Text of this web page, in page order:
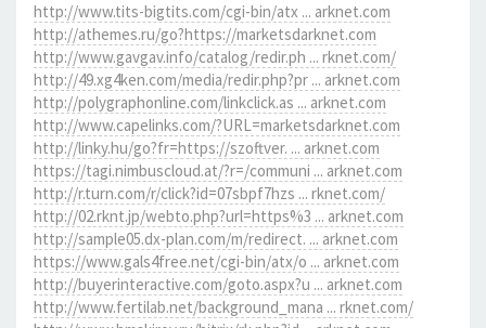
http://www.tits-bigtits.com/cgi-bin/atx ... arknet.com
http://athemes.ru/go?https://marketsdarknet.com
http://www.gavgav.info/catalog/redir.ph ... rknet.com/
http://49.xg4ken.com/media/redir.php?pr ... arknet.com
http://polygraphonline.com/linkclick.as ... arknet.com
http://www.capelinks.com/?URL=marketsdarknet.com
http://linky.hu/go?fr=https://szoftver. ... arknet.com
https://tagi.nimbuscloud.at/?r=/communi ... arknet.com
http://r.turn.com/r/click?id=07sbpf7hzs ... rknet.com/
http://02.rknt.jp/webto.php?url=https%3 ... arknet.com
http://sample05.dx-plan.com/m/redirect. ... arknet.com
https://www.gals4free.net/cgi-bin/atx/o ... arknet.com
http://buyerinteractive.com/goto.aspx?u ... arknet.com
http://www.fertilab.net/background_mana ... rknet.com/